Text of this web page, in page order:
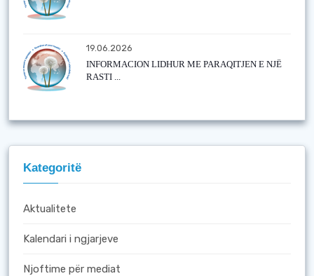
19.06.2026
INFORMACION LIDHUR ME PARAQITJEN E NJË
RASTI ...
Kategoritë
Aktualitete
Kalendari i ngjarjeve
Njoftime për mediat